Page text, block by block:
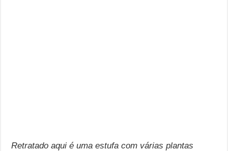
Retratado aqui é uma estufa com várias plantas